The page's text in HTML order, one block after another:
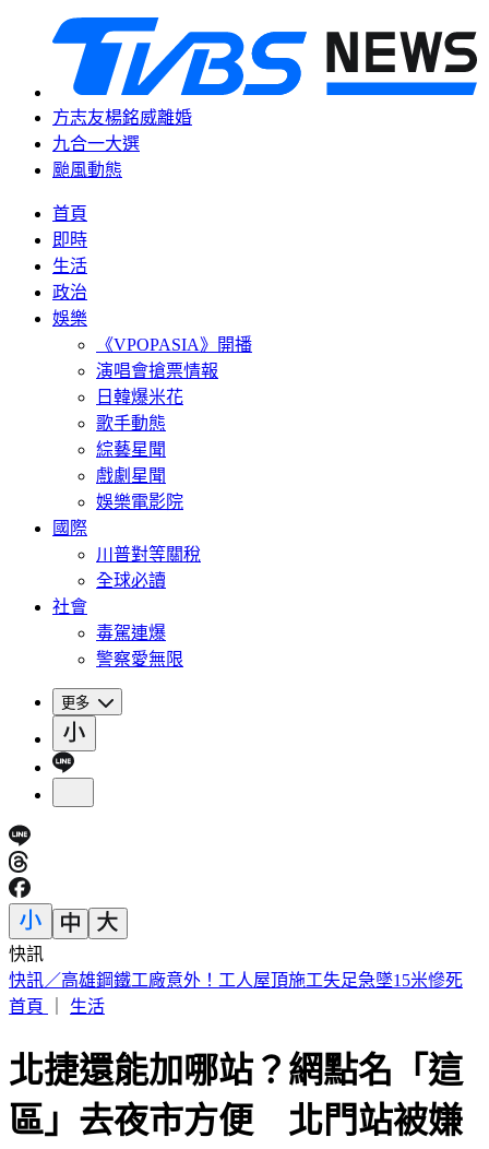
方志友楊銘威離婚
九合一大選
颱風動態
首頁
即時
生活
政治
娛樂
《VPOPASIA》開播
演唱會搶票情報
日韓爆米花
歌手動態
綜藝星聞
戲劇星聞
娛樂電影院
國際
川普對等關稅
全球必讀
社會
毒駕連爆
警察愛無限
更多
快訊
TWICE定延確定出走！加盟新公司成「邊佑錫師妹」
首頁
生活
北捷還能加哪站？網點名「這
區」去夜市方便 北門站被嫌